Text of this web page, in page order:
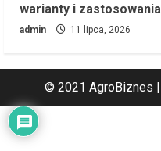
warianty i zastosowania
admin 11 lipca, 2026
© 2021 AgroBiznes |